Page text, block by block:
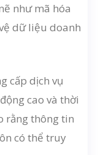
như mã hóa
dữ liệu doanh
cấp dịch vụ
cao và thời
rằng thông tin
có thể truy